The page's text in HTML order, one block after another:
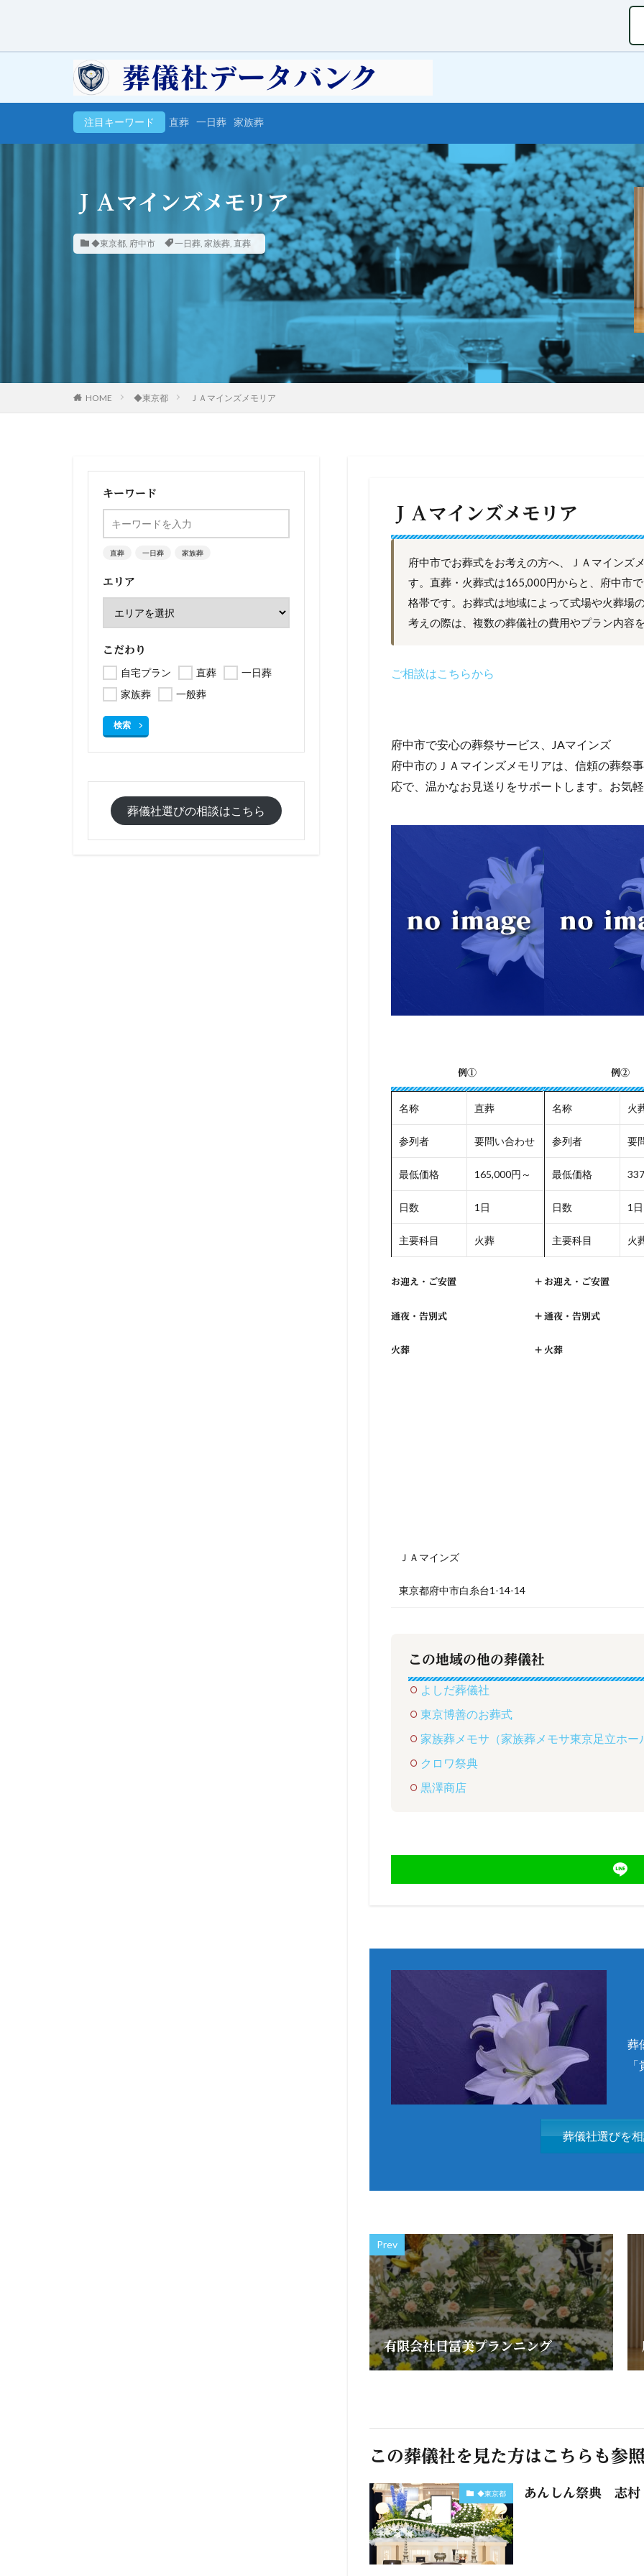
注目キーワード 直葬 一日葬 家族葬
ＪＡマインズメモリア
◆東京都, 府中市 一日葬, 家族葬, 直葬
HOME ◆東京都 ＪＡマインズメモリア
ＪＡマインズメモリア
府中市でお葬式をお考えの方へ、ＪＡマインズ
す。直葬・火葬式は165,000円からと、府中市
格帯です。お葬式は地域によって式場や火葬場
考えの際は、複数の葬儀社の費用やプラン内容
ご相談はこちらから
府中市で安心の葬祭サービス、JAマインズ
府中市のＪＡマインズメモリアは、信頼の葬祭
応で、温かなお見送りをサポートします。お気
例①
名称 直葬
参列者 要問い合わせ
最低価格 165,000円～
日数 1日
主要科目 火葬
お迎え・ご安置 +
通夜・告別式 +
火葬 +
例②
名称 火
参列者 要
最低価格
日数 1日
主要科目 火
お迎え・ご安置
通夜・告別式
火葬
ＪＡマインズ
東京都府中市白糸台1-14-14
この地域の他の葬儀社
よしだ葬儀社
東京博善のお葬式
家族葬メモサ（家族葬メモサ東京足立ホー
クロワ祭典
黒澤商店
葬
葬儀社選びを
Prev
有限会社日冨美プランニング
この葬儀社を見た方はこちらも参
◆東京都 あんしん祭典 志村
キーワード
直葬 一日葬 家族葬
エリア
こだわり
自宅プラン 直葬
一日葬
家族葬
一般葬
検索
葬儀社選びの相談はこちら